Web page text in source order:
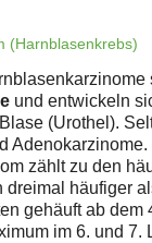
(Harnblasenkrebs)
und entwickeln
(Urothel).
Adenokarzinome.
zählt zu den
dreimal häufiger
gehäuft ab dem
im 6. und 7.